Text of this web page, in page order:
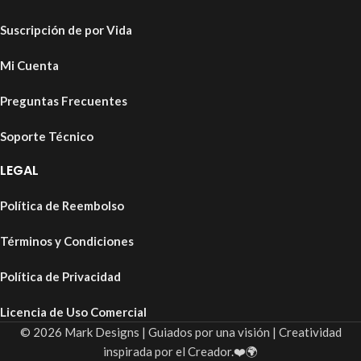
Suscripción de por Vida
Mi Cuenta
Preguntas Frecuentes
Soporte Técnico
LEGAL
Política de Reembolso
Términos y Condiciones
Política de Privacidad
Licencia de Uso Comercial
© 2026 Mark Designs | Guiados por una visión | Creatividad
inspirada por el Creador.❤️🌍